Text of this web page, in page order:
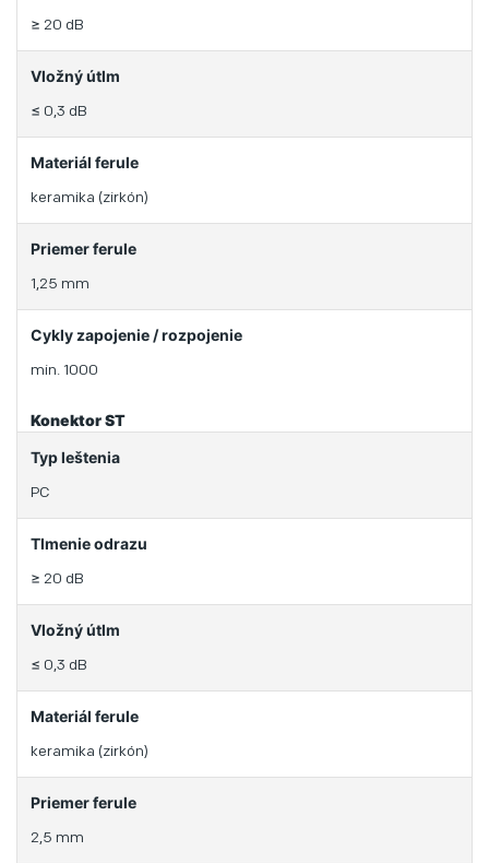
≥ 20 dB
Vložný útlm
≤ 0,3 dB
Materiál ferule
keramika (zirkón)
Priemer ferule
1,25 mm
Cykly zapojenie / rozpojenie
min. 1000
Konektor ST
Typ leštenia
PC
Tlmenie odrazu
≥ 20 dB
Vložný útlm
≤ 0,3 dB
Materiál ferule
keramika (zirkón)
Priemer ferule
2,5 mm